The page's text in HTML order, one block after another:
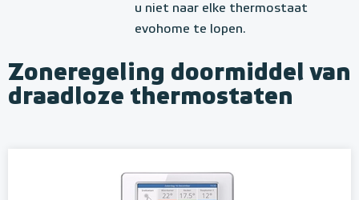
u niet naar elke thermostaat
evohome te lopen.
Zoneregeling doormiddel van
draadloze thermostaten